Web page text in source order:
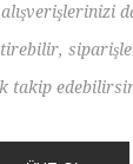
alışverişlerinizi
takip